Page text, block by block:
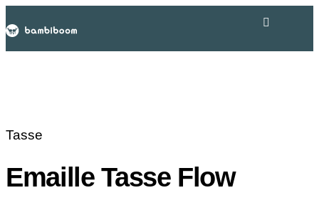
Tasse
Emaille Tasse Flow